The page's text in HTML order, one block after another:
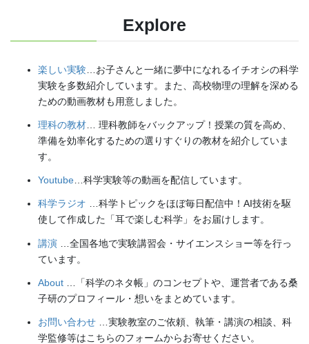
Explore
楽しい実験 …お子さんと一緒に夢中になれるイチオシの科学
実験を多数紹介しています。また、高校物理の理解を深める
ための動画教材も用意しました。
理科の教材 … 理科教師をバックアップ！授業の質を高め、
準備を効率化するための選りすぐりの教材を紹介していま
す。
Youtube…科学実験等の動画を配信しています。
科学ラジオ …科学トピックをほぼ毎日配信中！AI技術を駆
使して作成した「耳で楽しむ科学」をお届けします。
講演 …全国各地で実験講習会・サイエンスショー等を行っ
ています。
About …「科学のネタ帳」のコンセプトや、運営者である桑
子研のプロフィール・想いをまとめています。
お問い合わせ …実験教室のご依頼、執筆・講演の相談、科
学監修等はこちらのフォームからお寄せください。